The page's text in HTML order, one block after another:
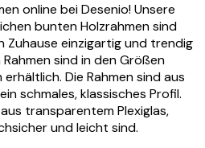
online bei Desenio! Unsere
bunten Holzrahmen sind
Zuhause einzigartig und trendig
sind in den Größen
Die Rahmen sind aus
schmales, klassisches Profil.
transparentem Plexiglas,
und leicht sind.